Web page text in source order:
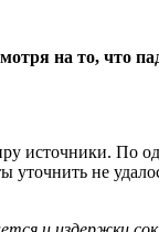
на то, что
источники. По
не